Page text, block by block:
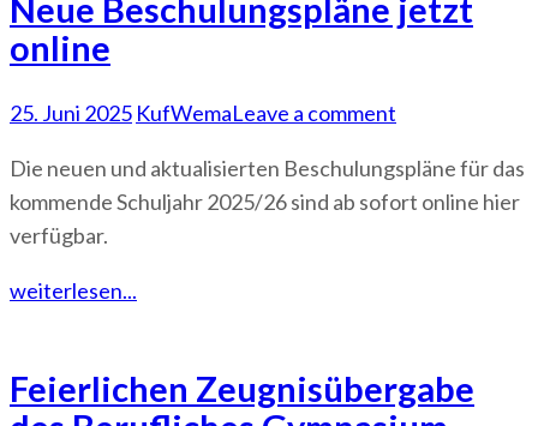
Neue Beschulungspläne jetzt
online
25. Juni 2025 KufWemaLeave a comment
Die neuen und aktualisierten Beschulungspläne für das
kommende Schuljahr 2025/26 sind ab sofort online hier
verfügbar.
weiterlesen...
Feierlichen Zeugnisübergabe